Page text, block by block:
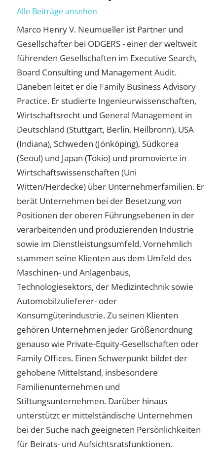
Alle Beiträge ansehen
Marco Henry V. Neumueller ist Partner und
Gesellschafter bei ODGERS - einer der weltweit
führenden Gesellschaften im Executive Search,
Board Consulting und Management Audit.
Daneben leitet er die Family Business Advisory
Practice. Er studierte Ingenieurwissenschaften,
Wirtschaftsrecht und General Management in
Deutschland (Stuttgart, Berlin, Heilbronn), USA
(Indiana), Schweden (Jönköping), Südkorea
(Seoul) und Japan (Tokio) und promovierte in
Wirtschaftswissenschaften (Uni
Witten/Herdecke) über Unternehmerfamilien. Er
berät Unternehmen bei der Besetzung von
Positionen der oberen Führungsebenen in der
verarbeitenden und produzierenden Industrie
sowie im Dienstleistungsumfeld. Vornehmlich
stammen seine Klienten aus dem Umfeld des
Maschinen- und Anlagenbaus,
Technologiesektors, der Medizintechnik sowie
Automobilzulieferer- oder
Konsumgüterindustrie. Zu seinen Klienten
gehören Unternehmen jeder Größenordnung
genauso wie Private-Equity-Gesellschaften oder
Family Offices. Einen Schwerpunkt bildet der
gehobene Mittelstand, insbesondere
Familienunternehmen und
Stiftungsunternehmen. Darüber hinaus
unterstützt er mittelständische Unternehmen
bei der Suche nach geeigneten Persönlichkeiten
für Beirats- und Aufsichtsratsfunktionen.